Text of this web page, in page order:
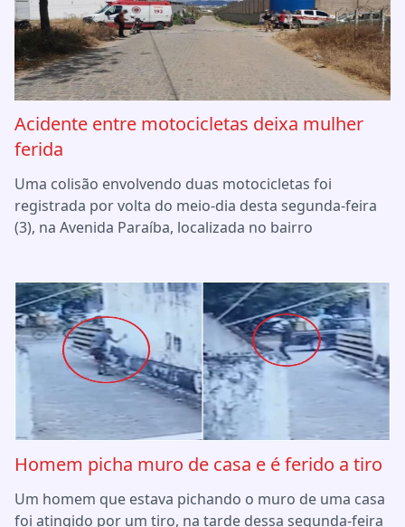
Acidente entre motocicletas deixa mulher
ferida
Uma colisão envolvendo duas motocicletas foi
registrada por volta do meio-dia desta segunda-feira
(3), na Avenida Paraíba, localizada no bairro
Homem picha muro de casa e é ferido a tiro
Um homem que estava pichando o muro de uma casa
foi atingido por um tiro, na tarde dessa segunda-feira